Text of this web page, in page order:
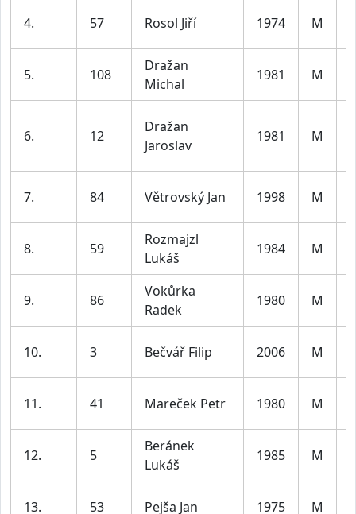
4. 57 Rosol Jiří 1974 M
5. 108
Dražan
Michal
1981 M
6. 12
Dražan
Jaroslav
1981 M
7. 84 Větrovský Jan 1998 M
8. 59
Rozmajzl
Lukáš
1984 M
9. 86
Vokůrka
Radek
1980 M
10. 3 Bečvář Filip 2006 M
11. 41 Mareček Petr 1980 M
12. 5
Beránek
Lukáš
1985 M
13. 53 Pejša Jan 1975 M